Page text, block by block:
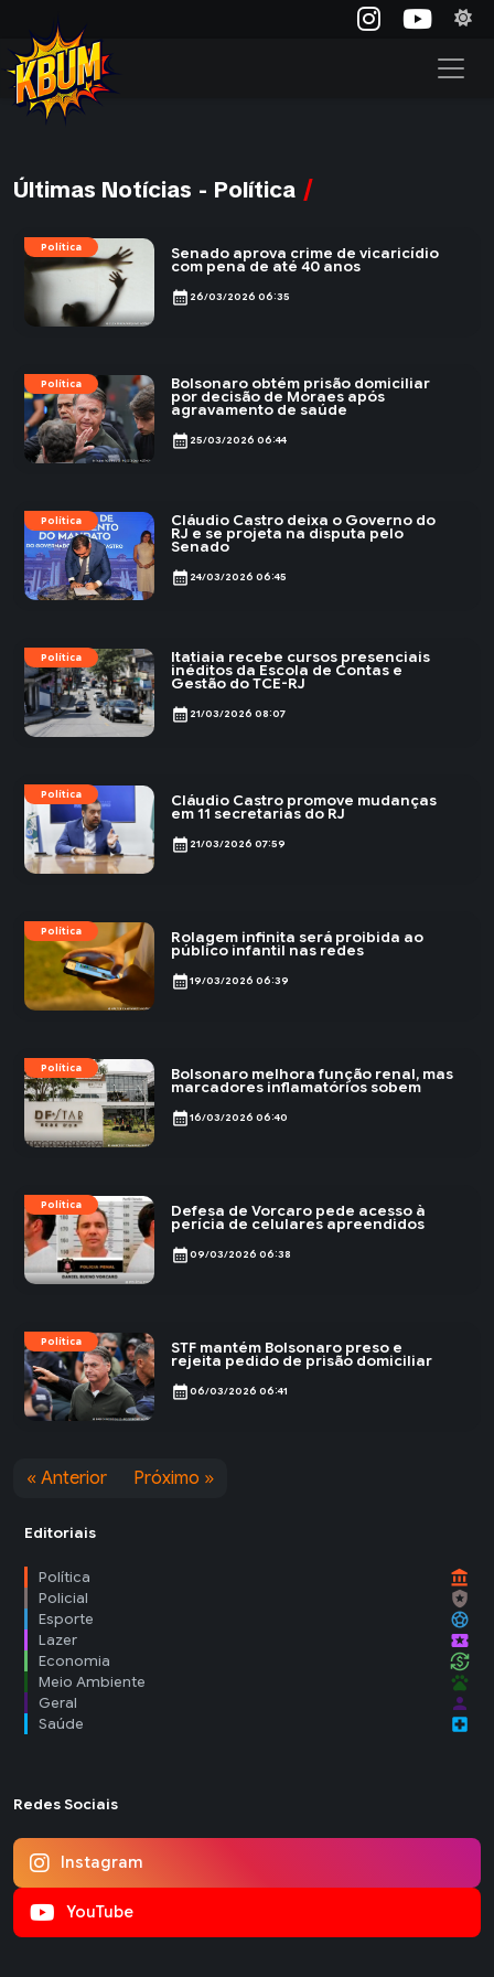
Últimas Notícias - Política
Política Senado aprova crime de vicaricídio
com pena de até 40 anos
calendar_month 26/03/2026 06:35
Política Bolsonaro obtém prisão domiciliar
por decisão de Moraes após
agravamento de saúde
calendar_month 25/03/2026 06:44
Política Cláudio Castro deixa o Governo do
RJ e se projeta na disputa pelo
Senado
calendar_month 24/03/2026 06:45
Política Itatiaia recebe cursos presenciais
inéditos da Escola de Contas e
Gestão do TCE-RJ
calendar_month 21/03/2026 08:07
Política Cláudio Castro promove mudanças
em 11 secretarias do RJ
calendar_month 21/03/2026 07:59
Política Rolagem infinita será proibida ao
público infantil nas redes
calendar_month19/03/2026 06:39
Política Bolsonaro melhora função renal, mas
marcadores inflamatórios sobem
calendar_month16/03/2026 06:40
Política Defesa de Vorcaro pede acesso à
perícia de celulares apreendidos
calendar_month09/03/2026 06:38
Política STF mantém Bolsonaro preso e
rejeita pedido de prisão domiciliar
calendar_month06/03/2026 06:41
« Anterior Próximo »
Editoriais
Política account_balance
Policial local_police
Esporte sports_soccer
Lazer local_activity
Economia currency_exchange
Meio Ambiente pets
Geral person
Saúde local_hospital
Redes Sociais
Instagram
YouTube